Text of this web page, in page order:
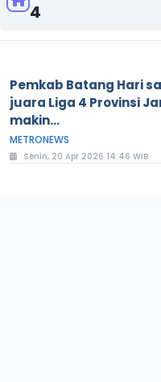
4
Pemkab Batang Hari
juara Liga 4 Provinsi
makin...
METRONEWS
Senin, 20 Apr 2026 14:46 WIB